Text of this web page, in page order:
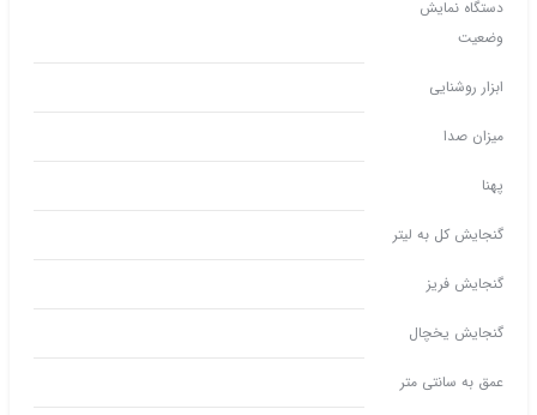
دستگاه نمایش
وضعیت
ابزار روشنایی
میزان صدا
پهنا
گنجایش کل به لیتر
گنجایش فریز
گنجایش یخچال
عمق به سانتی متر